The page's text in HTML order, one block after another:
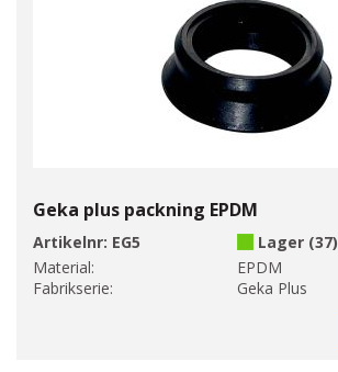
Geka plus packning EPDM
Artikelnr: EG5
Lager (37)
Material:
EPDM
Fabrikserie:
Geka Plus